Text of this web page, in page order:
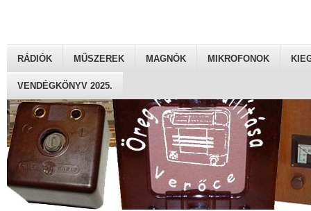
RÁDIÓK MŰSZEREK MAGNÓK MIKROFONOK
VENDÉGKÖNYV 2025.